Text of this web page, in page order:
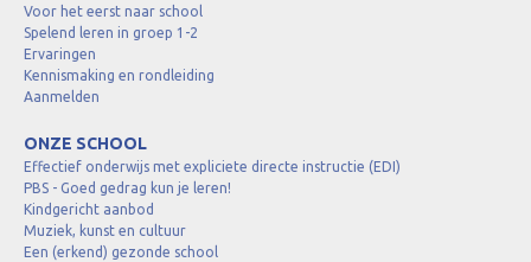
Voor het eerst naar school
Spelend leren in groep 1-2
Ervaringen
Kennismaking en rondleiding
Aanmelden
ONZE SCHOOL
Effectief onderwijs met expliciete directe instructie (EDI)
PBS - Goed gedrag kun je leren!
Kindgericht aanbod
Muziek, kunst en cultuur
Een (erkend) gezonde school